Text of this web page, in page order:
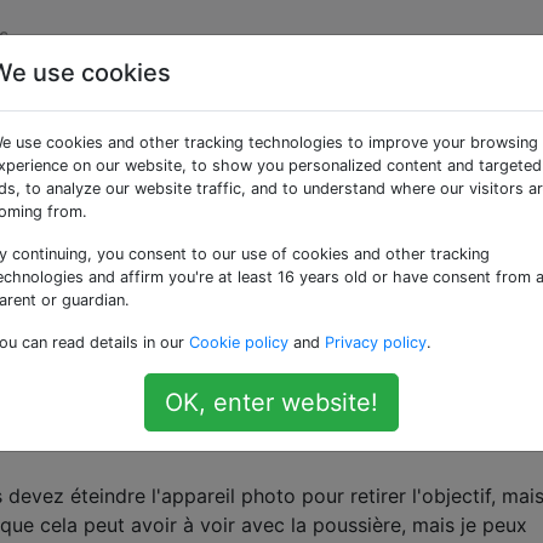
«equipment-
que l'équipement reste en parfait état de
bonne qualité présente-t-elle des
-t-elle de véritables inconvénients? Je sais qu'un filtre
de l'image ... mais si j'utilise un filtre UV de bonne
Y a-t-il une autre raison de ne pas en utiliser?
un objectif lorsque l'appareil photo est
devez éteindre l'appareil photo pour retirer l'objectif,
cela peut avoir à voir avec la poussière, mais je peux
use cookies
use cookies and other tracking technologies to improve your browsing
on our website, to show you personalized content and targeted
to analyze our website traffic, and to understand where our visitors
from.
continuing, you consent to our use of cookies and other tracking
and affirm you're at least 16 years old or have consent from a
or guardian.
can read details in our Cookie policy and Privacy policy.
OK, enter website!